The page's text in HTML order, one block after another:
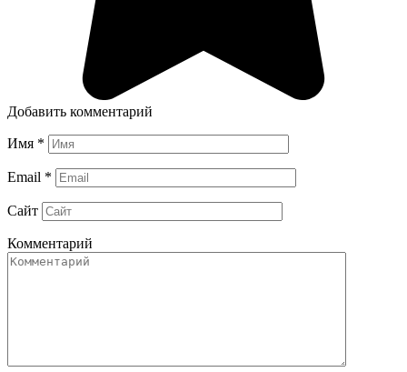
Добавить комментарий
Имя *
Email *
Сайт
Комментарий